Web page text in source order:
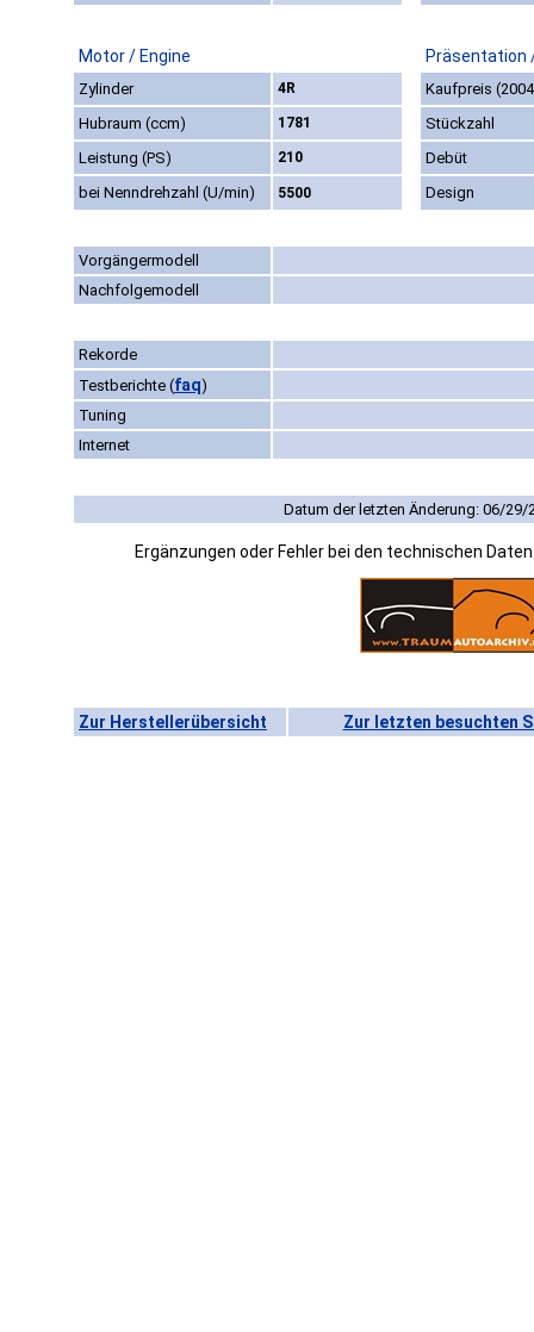
Motor / Engine Präsentation
Zylinder 4R
Kaufpreis
Hubraum (ccm)
1781
Stückzahl
Leistung (PS)
210
Debüt
bei Nenndrehzahl (U/min)
5500 Design
Vorgängermodell
Nachfolgemodell
Rekorde
Testberichte (faq)
Tuning
Internet
Datum der letzten Änderung: 06/29/
Ergänzungen oder Fehler bei den technischen
Zur Herstellerübersicht Zur letzten besuchten